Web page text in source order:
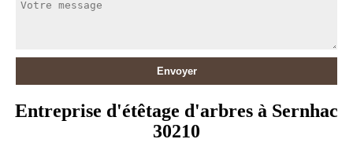
Entreprise d'étêtage d'arbres à Sernhac
30210